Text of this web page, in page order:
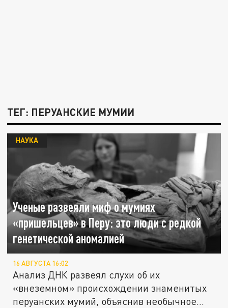
ТЕГ: ПЕРУАНСКИЕ МУМИИ
Ученые развеяли миф о мумиях
«пришельцев» в Перу: это люди с редкой
генетической аномалией
НАУКА
16 АВГУСТА 16:02
Анализ ДНК развеял слухи об их
«внеземном» происхождении знаменитых
перуанских мумий, объяснив необычное...